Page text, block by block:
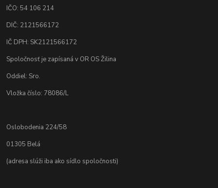
IČO: 54 106 214
DIČ: 2121566172
IČ DPH: SK2121566172
Spoločnosť je zapísaná v OR OS Žilina
Oddiel: Sro.
Vložka číslo: 78086/L
Oslobodenia 224/58
01305 Belá
(adresa slúži iba ako sídlo spoločnosti)